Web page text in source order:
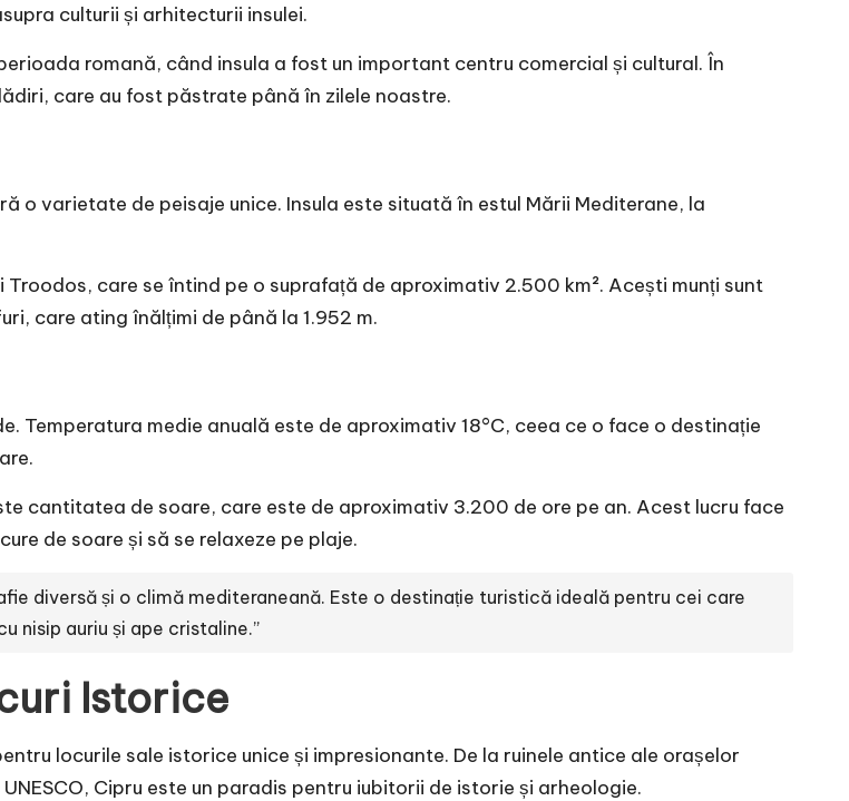
culturii și arhitecturii insulei.
romană, când insula a fost un important centru comercial și cultural. În
care au fost păstrate până în zilele noastre.
o varietate de peisaje unice. Insula este situată în estul Mării Mediterane, la
care se întind pe o suprafață de aproximativ 2.500 km². Acești munți sunt
care ating înălțimi de până la 1.952 m.
Temperatura medie anuală este de aproximativ 18°C, ceea ce o face o destinație
cantitatea de soare, care este de aproximativ 3.200 de ore pe an. Acest lucru face
de soare și să se relaxeze pe plaje.
diversă și o climă mediteraneană. Este o destinație turistică ideală pentru cei care
nisip auriu și ape cristaline.”
Istorice
locurile sale istorice unice și impresionante. De la ruinele antice ale orașelor
Cipru este un paradis pentru iubitorii de istorie și arheologie.